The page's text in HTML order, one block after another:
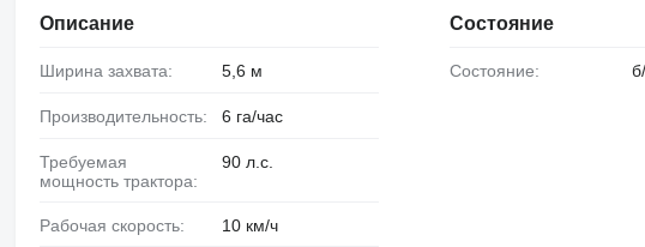
Описание
Ширина захвата: 5,6 м
Производительность: 6 га/час
Требуемая
мощность трактора:
90 л.с.
Рабочая скорость: 10 км/ч
Состояние
Состояние: